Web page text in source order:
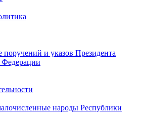
и указов Президента
Федерации
народы Республики